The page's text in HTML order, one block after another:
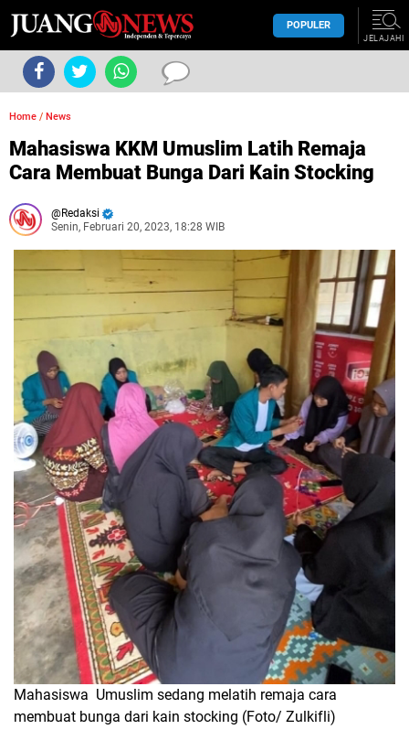
POPULER
JELAJAHI
Home / News
Mahasiswa KKM Umuslim Latih Remaja
Cara Membuat Bunga Dari Kain Stocking
Redaksi
Senin, Februari 20, 2023, 18:28 WIB
Mahasiswa Umuslim sedang melatih remaja cara
membuat bunga dari kain stocking (Foto/ Zulkifli)